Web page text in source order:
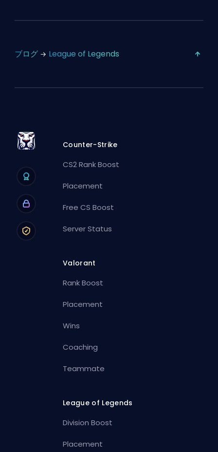
ブログ League of Legends
Counter-Strike
CS2 Rank Boost
Placement
Free CS Boost
Server Status
Valorant
Rank Boost
Placement
Wins
Coaching
Teammate
League of Legends
Division Boost
Placement